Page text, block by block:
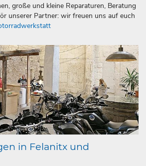
große und kleine Reparaturen, Beratung
unserer Partner: wir freuen uns auf euch
in Felanitx und